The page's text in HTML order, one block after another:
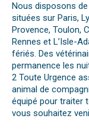
Nous disposons de
situées sur Paris,
Provence, Toulon,
Rennes et L’Isle-
fériés. Des
permanence les
2 Toute Urgence
animal de
équipé pour traiter
vous souhaitez